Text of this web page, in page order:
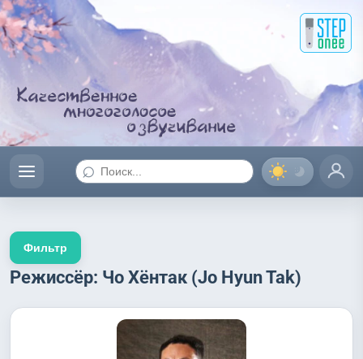
⌕
Режиссёр: Чо Хёнтак (Jo Hyun Tak)
Фильтр